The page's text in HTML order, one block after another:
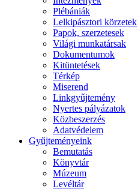
Plébániák
Lelkipásztori körzetek
Papok, szerzetesek
Világi munkatársak
Dokumentumok
Kitüntetések
Térkép
Miserend
Linkgyűjtemény
Nyertes pályázatok
Közbeszerzés
Adatvédelem
Gyűjteményeink
Bemutatás
Könyvtár
Múzeum
Levéltár